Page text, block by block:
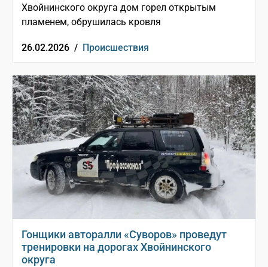
Хвойнинского округа дом горел открытым
пламенем, обрушилась кровля
26.02.2026 / Происшествия
Гонщики авторалли «Суворов» проведут
тренировки на дорогах Хвойнинского
округа